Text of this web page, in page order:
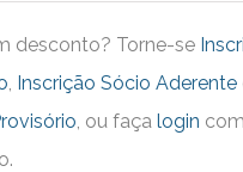
desconto? Torne-se
, Inscrição Sócio Aderente
, ou faça login